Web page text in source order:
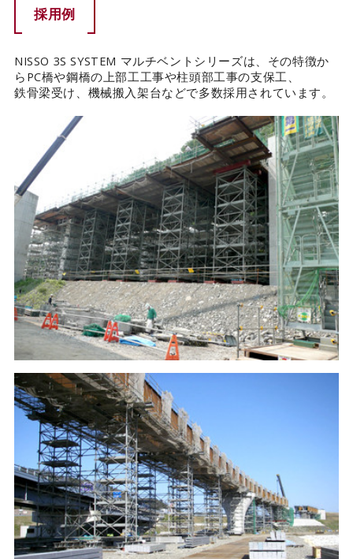
採用例
NISSO 3S SYSTEM マルチベントシリーズは、その特徴か
らPC橋や鋼橋の上部工工事や柱頭部工事の支保工、
鉄骨梁受け、機械搬入架台などで多数採用されています。